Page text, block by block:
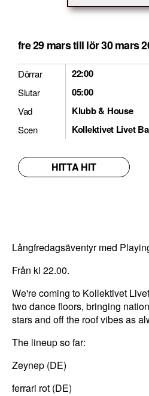
fre 29 mars till lör 30 mars
Dörrar 22:00
Slutar 05:00
Vad Klubb & House
Scen Kollektivet Livet
HITTA HIT
Långfredagsäventyr med
Från kl 22.00.
We're coming to Kollektivet
two dance floors, bringing
stars and off the roof vibes as
The lineup so far:
Zeynep (DE)
ferrari rot (DE)
N
ö
d
ä
n